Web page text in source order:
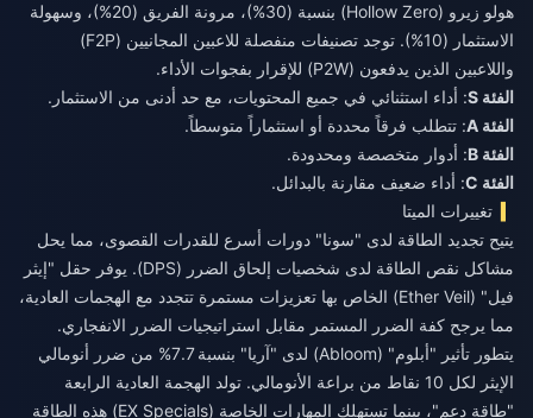
هولو زيرو (Hollow Zero) بنسبة (30%)، مرونة الفريق (20%)، وسهولة
الاستثمار (10%). توجد تصنيفات منفصلة للاعبين المجانيين (F2P)
واللاعبين الذين يدفعون (P2W) للإقرار بفجوات الأداء.
الفئة S
: أداء استثنائي في جميع المحتويات، مع حد أدنى من الاستثمار.
الفئة A
: تتطلب فرقاً محددة أو استثماراً متوسطاً.
الفئة B
: أدوار متخصصة ومحدودة.
الفئة C
: أداء ضعيف مقارنة بالبدائل.
تغييرات الميتا
يتيح تجديد الطاقة لدى "سونا" دورات أسرع للقدرات القصوى، مما يحل
مشاكل نقص الطاقة لدى شخصيات إلحاق الضرر (DPS). يوفر حقل "إيثر
فيل" (Ether Veil) الخاص بها تعزيزات مستمرة تتجدد مع الهجمات العادية،
مما يرجح كفة الضرر المستمر مقابل استراتيجيات الضرر الانفجاري.
يتطور تأثير "أبلوم" (Abloom) لدى "آريا" بنسبة 7.7% من ضرر أنومالي
الإيثر لكل 10 نقاط من براعة الأنومالي. تولد الهجمة العادية الرابعة
"طاقة دعم"، بينما تستهلك المهارات الخاصة (EX Specials) هذه الطاقة